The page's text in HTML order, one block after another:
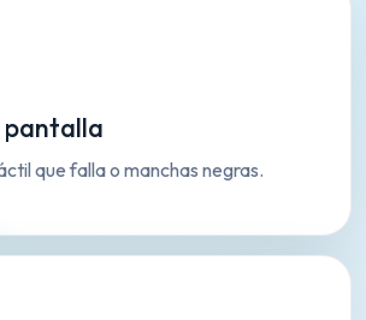
pantalla
que falla o manchas negras.